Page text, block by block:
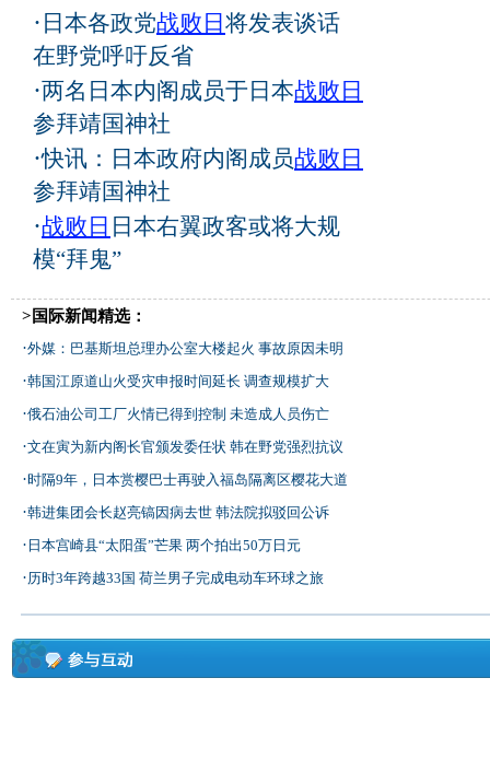
· 日本各政党战败日 将发表谈话
在野党呼吁反省
·两名日本内阁成员于日本战败日
参拜靖国神社
·快讯：日本政府内阁成员战败日
参拜靖国神社
·战败日 日本右翼政客或将大规
模“拜鬼”
>国际新闻精选：
·外媒：巴基斯坦总理办公室大楼起火 事故原因未明
·韩国江原道山火受灾申报时间延长 调查规模扩大
·俄石油公司工厂火情已得到控制 未造成人员伤亡
·文在寅为新内阁长官颁发委任状 韩在野党强烈抗议
·时隔9年，日本赏樱巴士再驶入福岛隔离区樱花大道
·韩进集团会长赵亮镐因病去世 韩法院拟驳回公诉
· 日本宫崎县“太阳蛋”芒果 两个拍出50万日元
·历时3年跨越33国 荷兰男子完成电动车环球之旅